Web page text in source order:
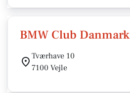
BMW Club Danmark
Tværhave 10
7100 Vejle